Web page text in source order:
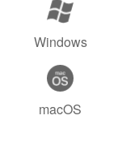
Windows
macOS